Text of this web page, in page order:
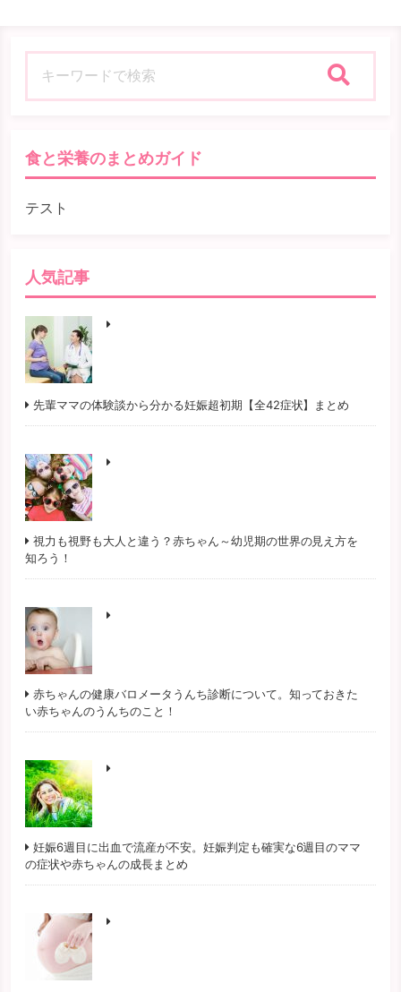
食と栄養のまとめガイド
テスト
人気記事
先輩ママの体験談から分かる妊娠超初期【全42症状】まとめ
視力も視野も大人と違う？赤ちゃん～幼児期の世界の見え方を
知ろう！
赤ちゃんの健康バロメータうんち診断について。知っておきた
い赤ちゃんのうんちのこと！
妊娠6週目に出血で流産が不安。妊娠判定も確実な6週目のママ
の症状や赤ちゃんの成長まとめ